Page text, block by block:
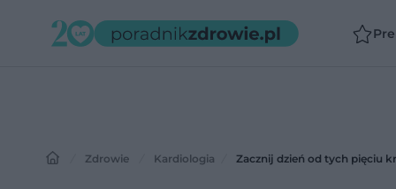
Zdrowie Kardiologia Zacznij dzień od tych pięciu